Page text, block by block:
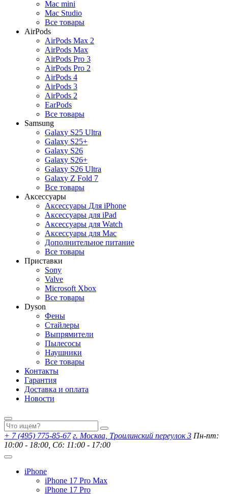
Mac mini
Mac Studio
Все товары
AirPods
AirPods Max 2
AirPods Max
AirPods Pro 3
AirPods Pro 2
AirPods 4
AirPods 3
AirPods 2
EarPods
Все товары
Samsung
Galaxy S25 Ultra
Galaxy S25+
Galaxy S26
Galaxy S26+
Galaxy S26 Ultra
Galaxy Z Fold 7
Все товары
Аксессуары
Аксессуары Для iPhone
Аксессуары для iPad
Аксессуары для Watch
Аксессуары для Mac
Дополнительное питание
Все товары
Приставки
Sony
Valve
Microsoft Xbox
Все товары
Dyson
Фены
Стайлеры
Выпрямители
Пылесосы
Наушники
Все товары
Контакты
Гарантия
Доставка и оплата
Новости
+ 7 (495) 775-85-67 г. Москва, Троилинский переулок 3 Пн-пт:
10:00 - 18:00, Сб: 11:00 - 17:00
iPhone
iPhone 17 Pro Max
iPhone 17 Pro